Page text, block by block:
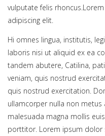
vulputate felis
adipiscing elit.
Hi omnes lingua, institutis,
laboris nisi ut aliquid ex ea
tandem abutere, Catilina,
veniam, quis nostrud
quis nostrud exercitation.
ullamcorper nulla non
malesuada magna mollis
porttitor. Lorem ipsum dolor